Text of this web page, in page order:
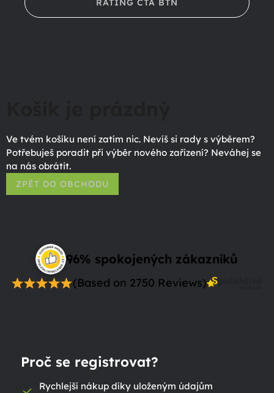
RATING CTA BTN
Ve tvém košíku není zatím nic. Nevíš si rady s výběrem?
Potřebuješ poradit při výběr nového zařízení? Neváhej se
na nás obrátit.
ZPĚT DO OBCHODU
96% spokojených zákazníků
(Based on 2750 Reviews)
Proč se registrovat?
Rychlejší nákup díky uloženým údajům